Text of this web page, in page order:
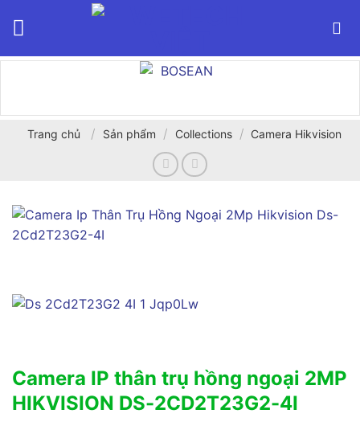
Trang chủ / Sản phẩm / Collections / Camera Hikvision
Camera IP thân trụ hồng ngoại 2MP
HIKVISION DS-2CD2T23G2-4I